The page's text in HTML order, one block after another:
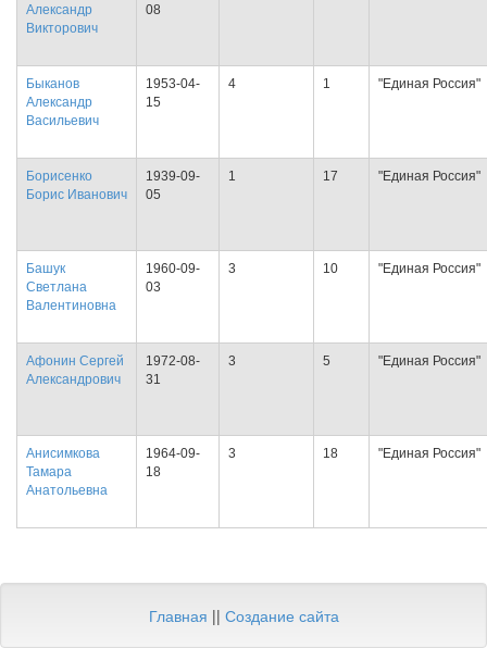
Александр
Викторович
08
Быканов
Александр
Васильевич
1953-04-
15
4 1 "Единая Россия"
Борисенко
Борис Иванович
1939-09-
05
1 17 "Единая Россия"
Башук
Светлана
Валентиновна
1960-09-
03
3 10 "Единая Россия"
Афонин Сергей
Александрович
1972-08-
31
3 5 "Единая Россия"
Анисимкова
Тамара
Анатольевна
1964-09-
18
3 18 "Единая Россия"
Главная || Создание сайта